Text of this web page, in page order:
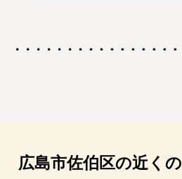
広島市佐伯区の近く